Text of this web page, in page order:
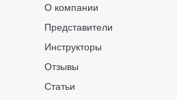
О компании
Представители
Инструкторы
Отзывы
Статьи